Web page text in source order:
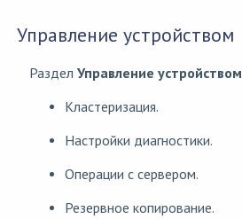
Управление устройством
Раздел Управление устройством
Кластеризация.
Настройки диагностики.
Операции с сервером.
Резервное копирование.